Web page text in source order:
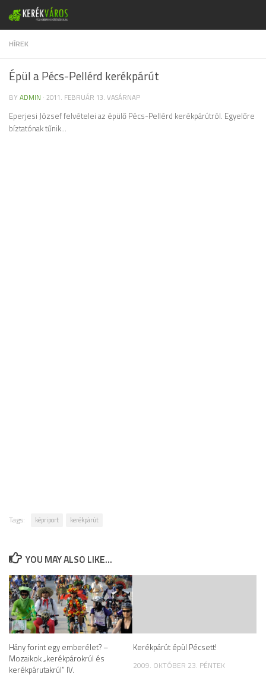
Skip to content
HÍREK
Épül a Pécs-Pellérd kerékpárút
BY ADMIN · 2011. FEBRUÁR 13. VASÁRNAP
Eperjesi József felvételei az épülő Pécs-Pellérd kerékpárútról. Egyelőre
bíztatónak tűnik…
Tags: képriport kerékpárút
YOU MAY ALSO LIKE...
Hány forint egy emberélet? –
Mozaikok „kerékpárokrúl és
kerékpárutakrúl” IV.
Kerékpárút épül Pécsett!
2009. OKTÓBER 23. PÉNTEK